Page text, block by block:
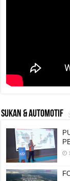
SUKAN & AUTOMOTIF